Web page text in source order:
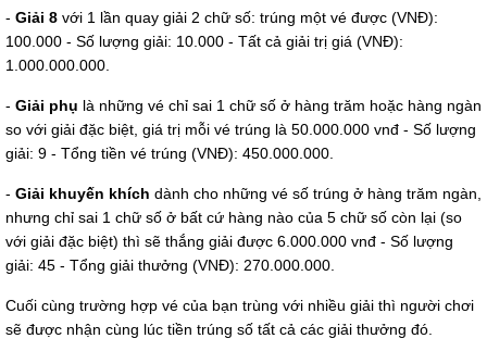
- Giải 8 với 1 lần quay giải 2 chữ số: trúng một vé được (VNĐ):
100.000 - Số lượng giải: 10.000 - Tất cả giải trị giá (VNĐ):
1.000.000.000.
- Giải phụ là những vé chỉ sai 1 chữ số ở hàng trăm hoặc hàng ngàn
so với giải đặc biệt, giá trị mỗi vé trúng là 50.000.000 vnđ - Số lượng
giải: 9 - Tổng tiền vé trúng (VNĐ): 450.000.000.
- Giải khuyến khích dành cho những vé số trúng ở hàng trăm ngàn,
nhưng chỉ sai 1 chữ số ở bất cứ hàng nào của 5 chữ số còn lại (so
với giải đặc biệt) thì sẽ thắng giải được 6.000.000 vnđ - Số lượng
giải: 45 - Tổng giải thưởng (VNĐ): 270.000.000.
Cuối cùng trường hợp vé của bạn trùng với nhiều giải thì người chơi
sẽ được nhận cùng lúc tiền trúng số tất cả các giải thưởng đó.